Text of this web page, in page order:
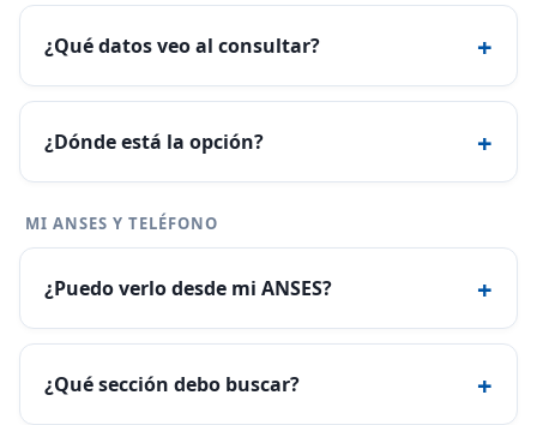
¿Qué datos veo al consultar? +
¿Dónde está la opción? +
MI ANSES Y TELÉFONO
¿Puedo verlo desde mi ANSES? +
¿Qué sección debo buscar? +